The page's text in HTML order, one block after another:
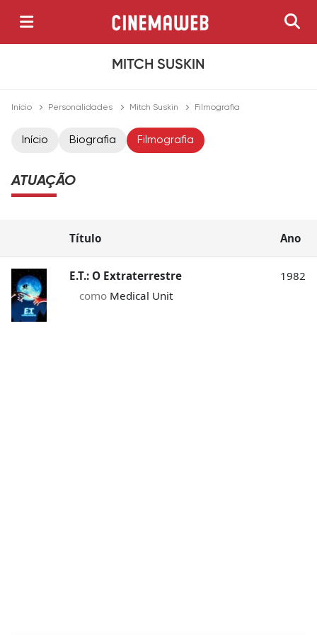
MITCH SUSKIN
Início Personalidades Mitch Suskin Filmografia
Início Biografia Filmografia
ATUAÇÃO
Título Ano
E.T.: O Extraterrestre
como Medical Unit
1982